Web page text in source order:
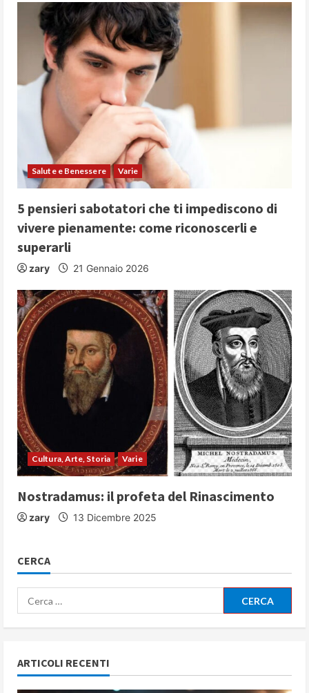
Salute e Benessere Varie
5 pensieri sabotatori che ti impediscono di
vivere pienamente: come riconoscerli e
superarli
zary 21 Gennaio 2026
Cultura, Arte, Storia Varie
Nostradamus: il profeta del Rinascimento
zary 13 Dicembre 2025
CERCA
Ricerca
per:
ARTICOLI RECENTI